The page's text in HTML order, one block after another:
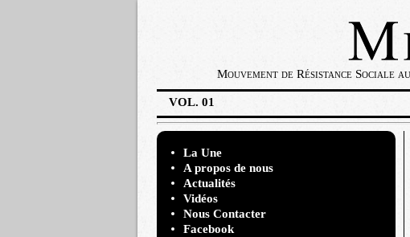
Mouvement de Résistance Sociale
VOL. 01
La Une
A propos de nous
Actualités
Vidéos
Nous Contacter
Facebook